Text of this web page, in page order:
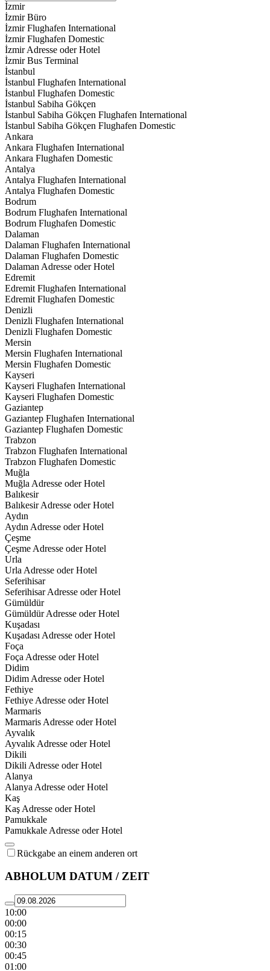
İzmir
İzmir Büro
İzmir Flughafen International
İzmir Flughafen Domestic
İzmir Adresse oder Hotel
İzmir Bus Terminal
İstanbul
İstanbul Flughafen International
İstanbul Flughafen Domestic
İstanbul Sabiha Gökçen
İstanbul Sabiha Gökçen Flughafen International
İstanbul Sabiha Gökçen Flughafen Domestic
Ankara
Ankara Flughafen International
Ankara Flughafen Domestic
Antalya
Antalya Flughafen International
Antalya Flughafen Domestic
Bodrum
Bodrum Flughafen International
Bodrum Flughafen Domestic
Dalaman
Dalaman Flughafen International
Dalaman Flughafen Domestic
Dalaman Adresse oder Hotel
Edremit
Edremit Flughafen International
Edremit Flughafen Domestic
Denizli
Denizli Flughafen International
Denizli Flughafen Domestic
Mersin
Mersin Flughafen International
Mersin Flughafen Domestic
Kayseri
Kayseri Flughafen International
Kayseri Flughafen Domestic
Gaziantep
Gaziantep Flughafen International
Gaziantep Flughafen Domestic
Trabzon
Trabzon Flughafen International
Trabzon Flughafen Domestic
Muğla
Muğla Adresse oder Hotel
Balıkesir
Balıkesir Adresse oder Hotel
Aydın
Aydın Adresse oder Hotel
Çeşme
Çeşme Adresse oder Hotel
Urla
Urla Adresse oder Hotel
Seferihisar
Seferihisar Adresse oder Hotel
Gümüldür
Gümüldür Adresse oder Hotel
Kuşadası
Kuşadası Adresse oder Hotel
Foça
Foça Adresse oder Hotel
Didim
Didim Adresse oder Hotel
Fethiye
Fethiye Adresse oder Hotel
Marmaris
Marmaris Adresse oder Hotel
Ayvalık
Ayvalık Adresse oder Hotel
Dikili
Dikili Adresse oder Hotel
Alanya
Alanya Adresse oder Hotel
Kaş
Kaş Adresse oder Hotel
Pamukkale
Pamukkale Adresse oder Hotel
Rückgabe an einem anderen ort
ABHOLUM DATUM / ZEIT
10:00
00:00
00:15
00:30
00:45
01:00